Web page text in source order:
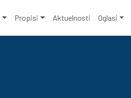
Propisi Aktuelnosti Oglasi